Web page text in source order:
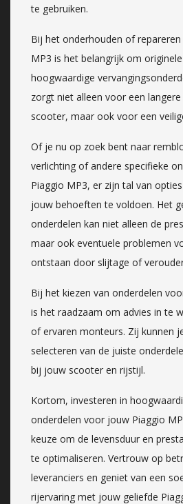
te gebruiken.
Bij het onderhouden of
MP3 is het belangrijk om
hoogwaardige
zorgt niet alleen voor een
scooter, maar ook voor een
Of je nu op zoek bent naar
verlichting of andere specifieke
Piaggio MP3, er zijn tal van
jouw behoeften te voldoen. Het
onderdelen kan niet alleen de
maar ook eventuele problemen
ontstaan door slijtage of
Bij het kiezen van onderdelen
is het raadzaam om advies in te
of ervaren monteurs. Zij kunnen
selecteren van de juiste
bij jouw scooter en rijstijl.
Kortom, investeren in
onderdelen voor jouw Piaggio
keuze om de levensduur en
te optimaliseren. Vertrouw op
leveranciers en geniet van een
rijervaring met jouw geliefde